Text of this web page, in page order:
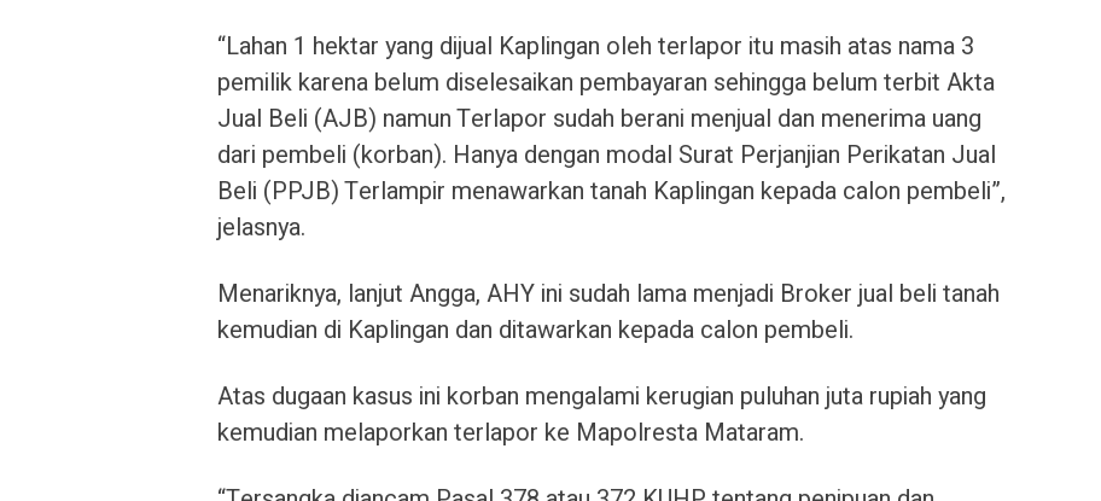
“Lahan 1 hektar yang dijual Kaplingan oleh terlapor itu masih atas nama 3
pemilik karena belum diselesaikan pembayaran sehingga belum terbit Akta
Jual Beli (AJB) namun Terlapor sudah berani menjual dan menerima uang
dari pembeli (korban). Hanya dengan modal Surat Perjanjian Perikatan Jual
Beli (PPJB) Terlampir menawarkan tanah Kaplingan kepada calon pembeli”,
jelasnya.
Menariknya, lanjut Angga, AHY ini sudah lama menjadi Broker jual beli tanah
kemudian di Kaplingan dan ditawarkan kepada calon pembeli.
Atas dugaan kasus ini korban mengalami kerugian puluhan juta rupiah yang
kemudian melaporkan terlapor ke Mapolresta Mataram.